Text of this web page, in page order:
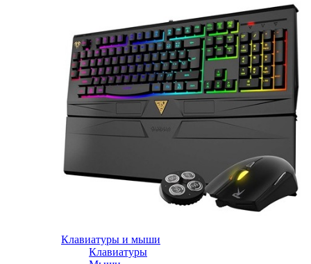
Клавиатуры и мыши
Клавиатуры